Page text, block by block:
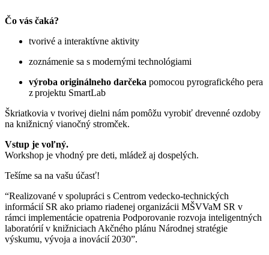
Čo vás čaká?
tvorivé a interaktívne aktivity
zoznámenie sa s modernými technológiami
výroba originálneho darčeka pomocou pyrografického pera
z projektu SmartLab
Škriatkovia v tvorivej dielni nám pomôžu vyrobiť drevenné ozdoby
na knižnicný vianočný stromček.
Vstup je voľný.
Workshop je vhodný pre deti, mládež aj dospelých.
Tešíme sa na vašu účasť!
“Realizované v spolupráci s Centrom vedecko-technických
informácií SR ako priamo riadenej organizácii MŠVVaM SR v
rámci implementácie opatrenia Podporovanie rozvoja inteligentných
laboratórií v knižniciach Akčného plánu Národnej stratégie
výskumu, vývoja a inovácií 2030”.